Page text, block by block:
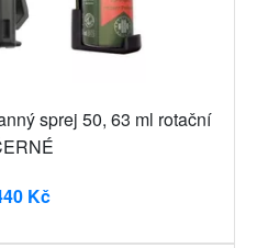
sprej 50, 63 ml rotační
Kč